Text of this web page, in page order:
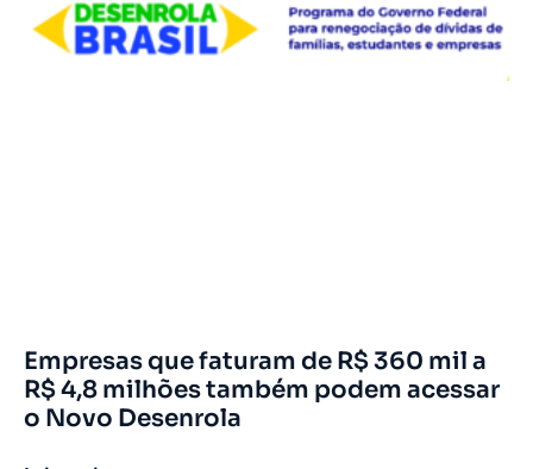
Empresas que faturam de R$ 360 mil a
R$ 4,8 milhões também podem acessar
o Novo Desenrola